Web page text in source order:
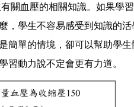
關血壓的相關知識。如果學
，學生不容易感受到知識的
簡單的情境，卻可以幫助學生
習動力說不定會更有力道。